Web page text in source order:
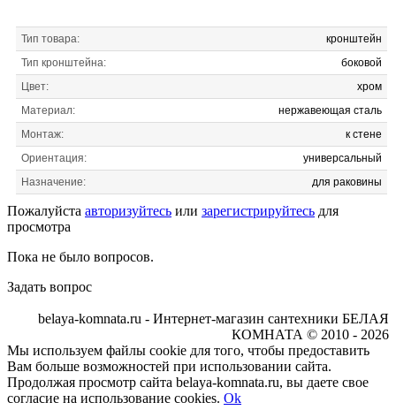
Тип товара:
кронштейн
Тип кронштейна:
боковой
Цвет:
хром
Материал:
нержавеющая сталь
Монтаж:
к стене
Ориентация:
универсальный
Назначение:
для раковины
Пожалуйста авторизуйтесь или зарегистрируйтесь для
просмотра
Пока не было вопросов.
Задать вопрос
belaya-komnata.ru - Интернет-магазин сантехники БЕЛАЯ
КОМНАТА © 2010 - 2026
Мы используем файлы cookie для того, чтобы предоставить
Вам больше возможностей при использовании сайта.
Продолжая просмотр сайта belaya-komnata.ru, вы даете свое
согласие на использование cookies. Ok